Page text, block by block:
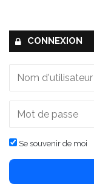
CONNEXION
Se souvenir de moi